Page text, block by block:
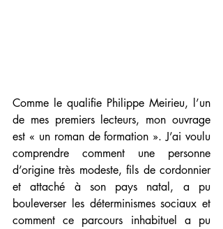
Comme le qualifie Philippe Meirieu, l’un
de mes premiers lecteurs, mon ouvrage
est « un roman de formation ». J’ai voulu
comprendre comment une personne
d’origine très modeste, fils de cordonnier
et attaché à son pays natal, a pu
bouleverser les déterminismes sociaux et
comment ce parcours inhabituel a pu